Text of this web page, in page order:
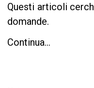
Questi articoli cerch
domande.
Continua...